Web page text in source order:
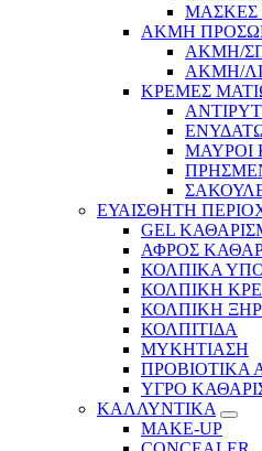
ΜΑΣΚΕΣ
ΑΚΜΗ
ΑΚΜΗ/
ΑΚΜΗ/
ΚΡΕΜΕΣ
ΜΑΥΡΟΙ
ΕΥΑΙΣΘΗΤΗ
GEL
ΑΦΡΟΣ
ΚΟΛΠΙΚΑ
ΚΟΛΠΙΚΗ
ΚΟΛΠΙΚΗ
ΚΟΛΠΙΤΙΔΑ
ΜΥΚΗΤΙΑΣΗ
ΠΡΟΒΙΟΤΙΚΑ
ΥΓΡΟ
ΚΑΛΛΥΝΤΙΚΑ
MAKE-UP